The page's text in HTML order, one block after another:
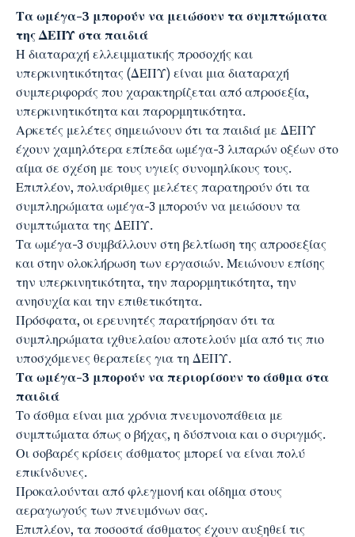
Τα ωμέγα-3 μπορούν να μειώσουν τα συμπτώματα
της ΔΕΠΥ στα παιδιά
Η διαταραχή ελλειμματικής προσοχής και
υπερκινητικότητας (ΔΕΠΥ) είναι μια διαταραχή
συμπεριφοράς που χαρακτηρίζεται από απροσεξία,
υπερκινητικότητα και παρορμητικότητα.
Αρκετές μελέτες σημειώνουν ότι τα παιδιά με ΔΕΠΥ
έχουν χαμηλότερα επίπεδα ωμέγα-3 λιπαρών οξέων στο
αίμα σε σχέση με τους υγιείς συνομηλίκους τους.
Επιπλέον, πολυάριθμες μελέτες παρατηρούν ότι τα
συμπληρώματα ωμέγα-3 μπορούν να μειώσουν τα
συμπτώματα της ΔΕΠΥ.
Τα ωμέγα-3 συμβάλλουν στη βελτίωση της απροσεξίας
και στην ολοκλήρωση των εργασιών. Μειώνουν επίσης
την υπερκινητικότητα, την παρορμητικότητα, την
ανησυχία και την επιθετικότητα.
Πρόσφατα, οι ερευνητές παρατήρησαν ότι τα
συμπληρώματα ιχθυελαίου αποτελούν μία από τις πιο
υποσχόμενες θεραπείες για τη ΔΕΠΥ.
Τα ωμέγα-3 μπορούν να περιορίσουν το άσθμα στα
παιδιά
Το άσθμα είναι μια χρόνια πνευμονοπάθεια με
συμπτώματα όπως ο βήχας, η δύσπνοια και ο συριγμός.
Οι σοβαρές κρίσεις άσθματος μπορεί να είναι πολύ
επικίνδυνες.
Προκαλούνται από φλεγμονή και οίδημα στους
αεραγωγούς των πνευμόνων σας.
Επιπλέον, τα ποσοστά άσθματος έχουν αυξηθεί τις